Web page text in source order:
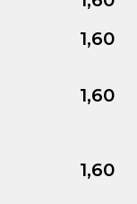
1,60
1,60
1,60